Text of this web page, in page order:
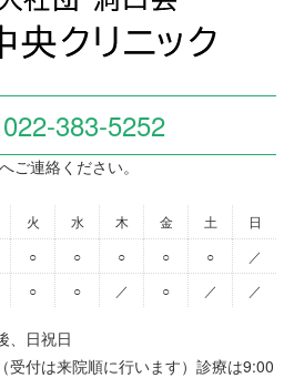
022-383-5252
ご連絡ください。
火 水 木 金 土
日
○ ○ ○ ○ ○
／
○ ○ ／ ○ ／ ／
、日祝日
受付は来院順に行います）診療は9:00